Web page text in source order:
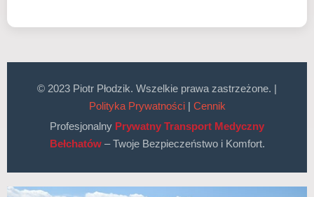
© 2023 Piotr Płodzik. Wszelkie prawa zastrzeżone. |
Polityka Prywatności| Cennik
Profesjonalny Prywatny Transport Medyczny
Bełchatów– Twoje Bezpieczeństwo i Komfort.